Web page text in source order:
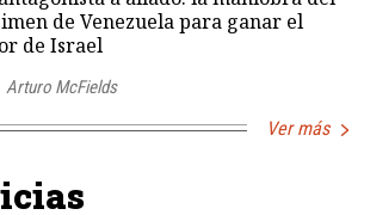
de Venezuela para ganar el
de Israel
Arturo McFields
Ver más